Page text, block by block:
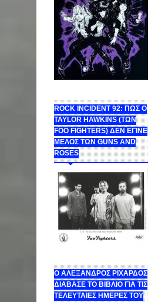
ROCK INCIDENT 92: ΠΩΣ Ο
TAYLOR HAWKINS (ΤΩΝ
FOO FIGHTERS) ΔΕΝ ΕΓΙΝΕ
ΜΕΛΟΣ ΤΩΝ GUNS AND
ROSES
Ο ΑΛΕΞΑΝΔΡΟΣ ΡΙΧΑΡΔΟΣ
ΔΙΑΒΑΣΕ ΤΟ ΒΙΒΛΙΟ ΓΙΑ ΤΙΣ
ΤΕΛΕΥΤΑΙΕΣ ΗΜΕΡΕΣ ΤΟΥ